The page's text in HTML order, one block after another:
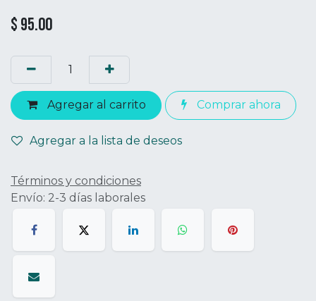
$95.00
Agregar al carrito Comprar ahora
Agregar a la lista de deseos
Términos y condiciones
Envío: 2-3 días laborales